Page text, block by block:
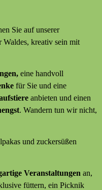
Sie auf unserer
Waldes, kreativ sein mit
eine handvoll
für Sie und eine
anbieten und einen
. Wandern tun wir nicht,
und zuckersüßen
Veranstaltungen an,
füttern, ein Picknik